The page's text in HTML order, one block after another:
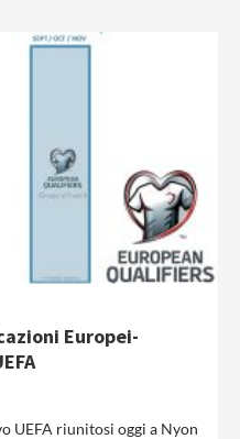
Europei-
UEFA riunitosi oggi a Nyon